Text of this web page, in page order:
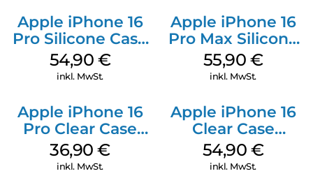
Apple iPhone 16
Pro Silicone Case
MagSafe Black
54,90 €
inkl. MwSt.
Apple iPhone 16
Pro Max Silicone
Case MagSafe
Stone Gray
55,90 €
inkl. MwSt.
Apple iPhone 16
Pro Clear Case
MagSafe
Transparent
36,90€
inkl. MwSt.
Apple iPhone 16
Clear Case
MagSafe
Transparent
54,90 €
inkl. MwSt.